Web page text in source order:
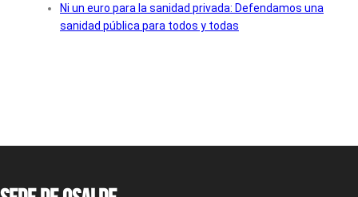
Ni un euro para la sanidad privada: Defendamos una
sanidad pública para todos y todas